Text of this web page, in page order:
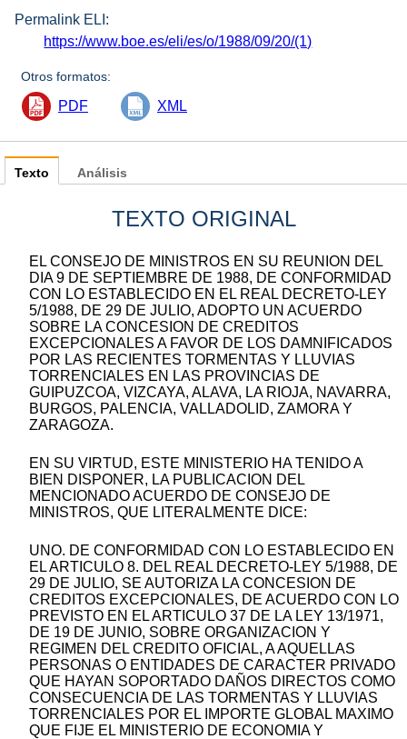
Permalink ELI:
https://www.boe.es/eli/es/o/1988/09/20/(1)
Otros formatos:
PDF XML
Texto
TEXTO ORIGINAL
EL CONSEJO DE MINISTROS EN SU REUNION DEL
DIA 9 DE SEPTIEMBRE DE 1988, DE CONFORMIDAD
CON LO ESTABLECIDO EN EL REAL DECRETO-LEY
5/1988, DE 29 DE JULIO, ADOPTO UN ACUERDO
SOBRE LA CONCESION DE CREDITOS
EXCEPCIONALES A FAVOR DE LOS DAMNIFICADOS
POR LAS RECIENTES TORMENTAS Y LLUVIAS
TORRENCIALES EN LAS PROVINCIAS DE
GUIPUZCOA, VIZCAYA, ALAVA, LA RIOJA, NAVARRA,
BURGOS, PALENCIA, VALLADOLID, ZAMORA Y
ZARAGOZA.
EN SU VIRTUD, ESTE MINISTERIO HA TENIDO A
BIEN DISPONER, LA PUBLICACION DEL
MENCIONADO ACUERDO DE CONSEJO DE
MINISTROS, QUE LITERALMENTE DICE:
UNO. DE CONFORMIDAD CON LO ESTABLECIDO EN
EL ARTICULO 8. DEL REAL DECRETO-LEY 5/1988, DE
29 DE JULIO, SE AUTORIZA LA CONCESION DE
CREDITOS EXCEPCIONALES, DE ACUERDO CON LO
PREVISTO EN EL ARTICULO 37 DE LA LEY 13/1971,
DE 19 DE JUNIO, SOBRE ORGANIZACION Y
REGIMEN DEL CREDITO OFICIAL, A AQUELLAS
PERSONAS O ENTIDADES DE CARACTER PRIVADO
QUE HAYAN SOPORTADO DAÑOS DIRECTOS COMO
CONSECUENCIA DE LAS TORMENTAS Y LLUVIAS
TORRENCIALES POR EL IMPORTE GLOBAL MAXIMO
QUE FIJE EL MINISTERIO DE ECONOMIA Y
Análisis